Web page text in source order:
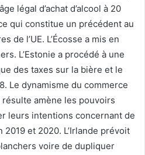
légal d’achat d’alcool à 20
qui constitue un précédent au
de l’UE. L’Écosse a mis en
L’Estonie a procédé à une
des taxes sur la bière et le
Le dynamisme du commerce
amène les pouvoirs
leurs intentions concernant de
et 2020. L’Irlande prévoit
voire de dupliquer